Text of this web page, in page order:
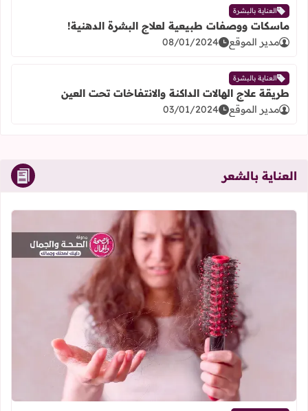
العناية بالبشرة
ماسكات ووصفات طبيعية لعلاج البشرة الدهنية!
مدير الموقع 08/01/2024
العناية بالبشرة
طريقة علاج الهالات الداكنة والانتفاخات تحت العين
مدير الموقع 03/01/2024
العناية بالشعر
اقرأ المزيد عن أسباب تقصف الشعر